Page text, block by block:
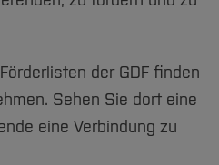
der GDF finden
Sehen Sie dort eine
eine Verbindung zu